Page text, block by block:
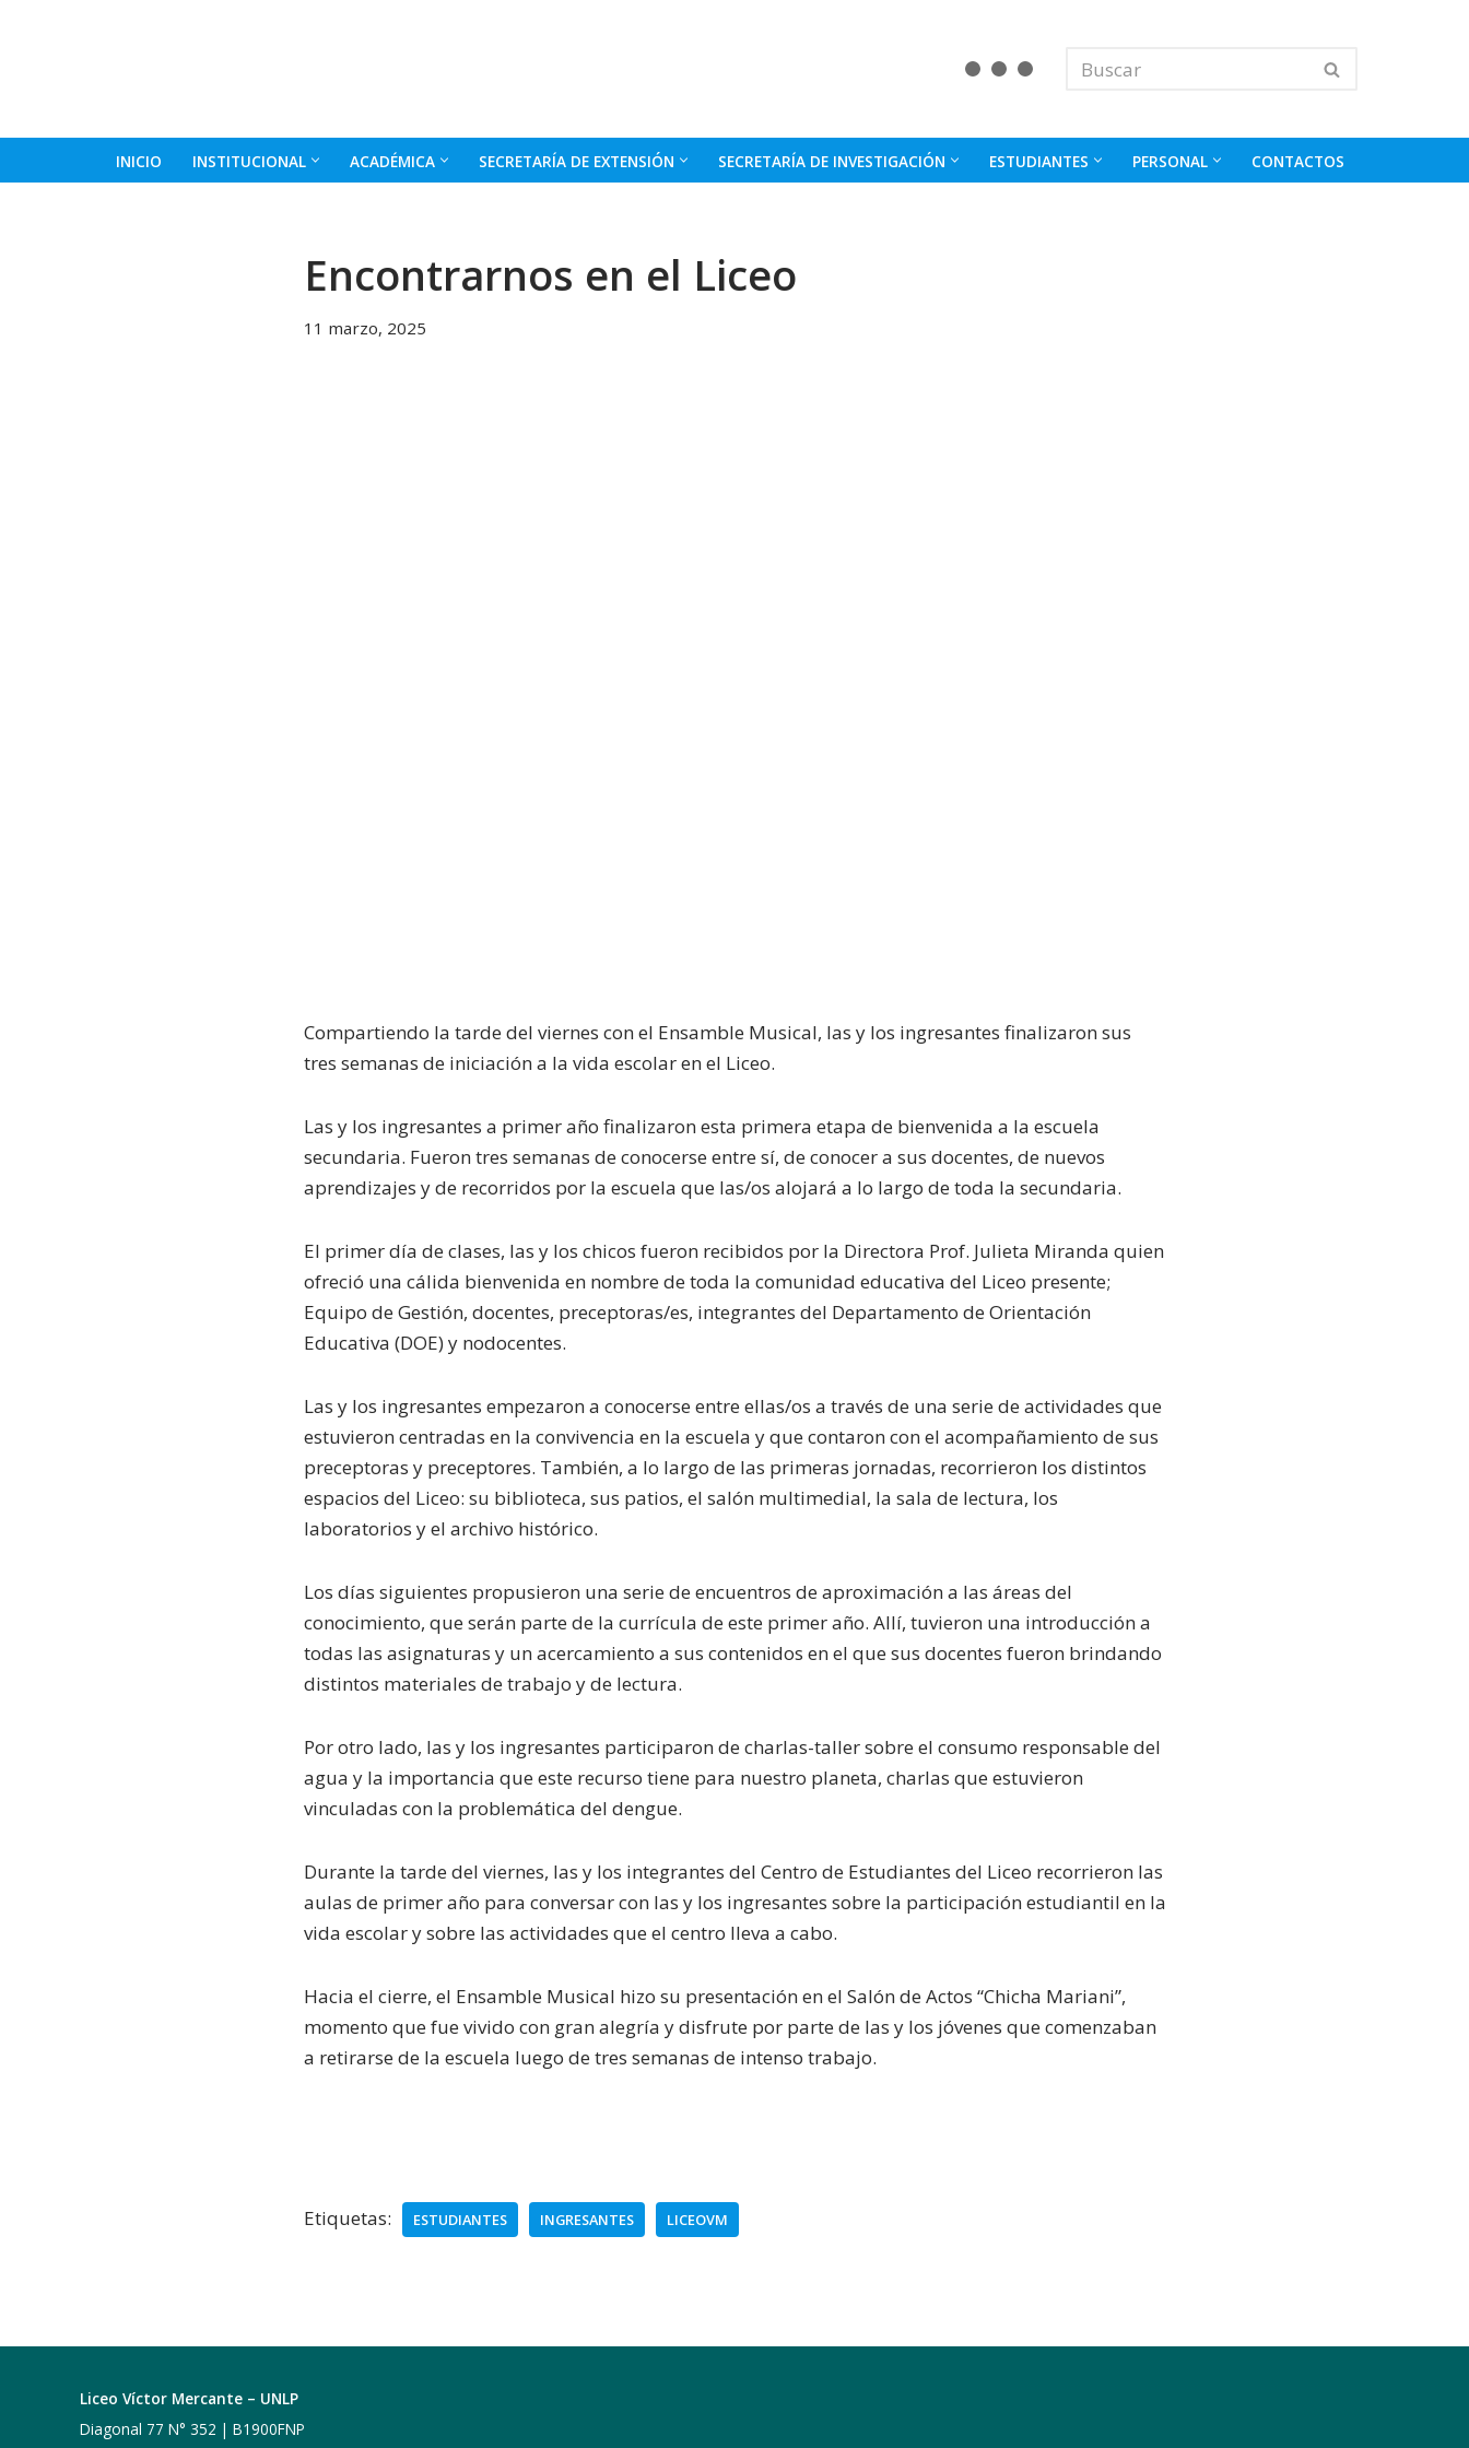
INICIO INSTITUCIONAL ACADÉMICA SECRETARÍA DE EXTENSIÓN SECRETARÍA DE INVESTIGACIÓN ESTUDIANTES PERSONAL CONTACTOS
Encontrarnos en el Liceo
11 marzo, 2025
Compartiendo la tarde del viernes con el Ensamble Musical, las y los ingresantes finalizaron sus
tres semanas de iniciación a la vida escolar en el Liceo.
Las y los ingresantes a primer año finalizaron esta primera etapa de bienvenida a la escuela
secundaria. Fueron tres semanas de conocerse entre sí, de conocer a sus docentes, de nuevos
aprendizajes y de recorridos por la escuela que las/os alojará a lo largo de toda la secundaria.
El primer día de clases, las y los chicos fueron recibidos por la Directora Prof. Julieta Miranda quien
ofreció una cálida bienvenida en nombre de toda la comunidad educativa del Liceo presente;
Equipo de Gestión, docentes, preceptoras/es, integrantes del Departamento de Orientación
Educativa (DOE) y nodocentes.
Las y los ingresantes empezaron a conocerse entre ellas/os a través de una serie de actividades que
estuvieron centradas en la convivencia en la escuela y que contaron con el acompañamiento de sus
preceptoras y preceptores. También, a lo largo de las primeras jornadas, recorrieron los distintos
espacios del Liceo: su biblioteca, sus patios, el salón multimedial, la sala de lectura, los
laboratorios y el archivo histórico.
Los días siguientes propusieron una serie de encuentros de aproximación a las áreas del
conocimiento, que serán parte de la currícula de este primer año. Allí, tuvieron una introducción a
todas las asignaturas y un acercamiento a sus contenidos en el que sus docentes fueron brindando
distintos materiales de trabajo y de lectura.
Por otro lado, las y los ingresantes participaron de charlas-taller sobre el consumo responsable del
agua y la importancia que este recurso tiene para nuestro planeta, charlas que estuvieron
vinculadas con la problemática del dengue.
Durante la tarde del viernes, las y los integrantes del Centro de Estudiantes del Liceo recorrieron las
aulas de primer año para conversar con las y los ingresantes sobre la participación estudiantil en la
vida escolar y sobre las actividades que el centro lleva a cabo.
Hacia el cierre, el Ensamble Musical hizo su presentación en el Salón de Actos “Chicha Mariani”,
momento que fue vivido con gran alegría y disfrute por parte de las y los jóvenes que comenzaban
a retirarse de la escuela luego de tres semanas de intenso trabajo.
Etiquetas: ESTUDIANTES INGRESANTES LICEOVM
Liceo Víctor Mercante – UNLP
Diagonal 77 N° 352 | B1900FNP